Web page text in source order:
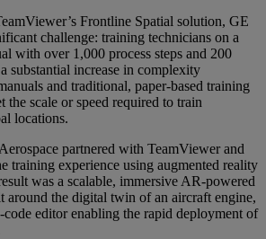
Frontline Spatial solution, GE
challenge: training technicians on a
with over 1,000 process steps and 200
substantial increase in complexity
and traditional, paper-based training
the scale or speed required to train
locations.
partnered with TeamViewer and
training experience using augmented reality
was a scalable, immersive AR-powered
around the digital twin of an aircraft engine,
editor enabling the rapid deployment of